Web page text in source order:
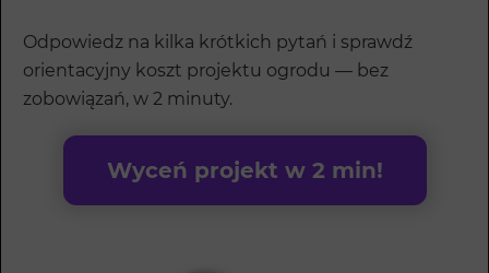
Odpowiedz na kilka krótkich pytań i sprawdź
orientacyjny koszt projektu ogrodu — bez
zobowiązań, w 2 minuty.
Wyceń projekt w 2 min!